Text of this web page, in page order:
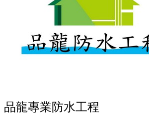
品龍專業防水工程